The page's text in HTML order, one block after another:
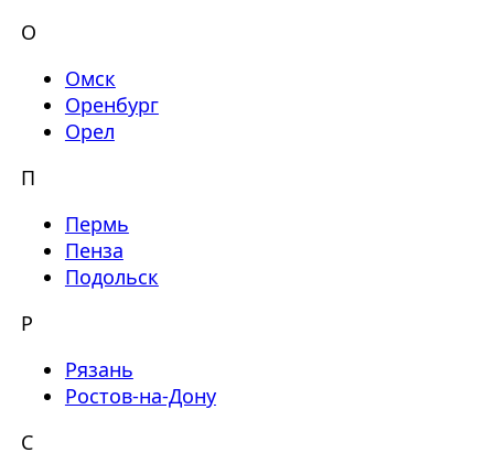
О
Омск
Оренбург
Орел
П
Пермь
Пенза
Подольск
Р
Рязань
Ростов-на-Дону
С